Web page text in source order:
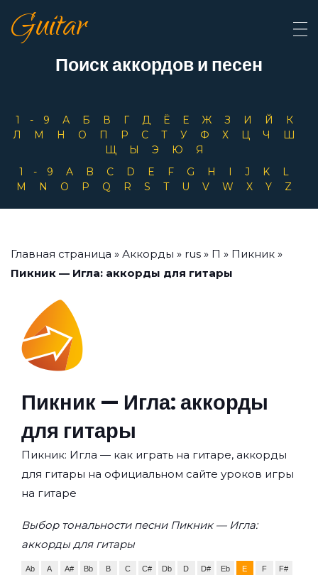
Guitar
Поиск аккордов и песен
1-9 А Б В Г Д Ё Е Ж З И Й
К
Л
М Н О П Р С Т У Ф Х Ц Ч
Ш
Щ
Ы Э Ю
Я
1-9
A B C D E F G H I J K
L
M
N O P Q R S T U V W X Y Z
Главная страница » Аккорды » rus » П » Пикник »
Пикник — Игла: аккорды для гитары
Пикник — Игла: аккорды
для гитары
Пикник: Игла — как играть на гитаре, аккорды
для гитары на официальном сайте уроков игры
на гитаре
Выбор тональности песни Пикник — Игла:
аккорды для гитары
Ab A A# Bb B C C# Db D D# Eb E F F#